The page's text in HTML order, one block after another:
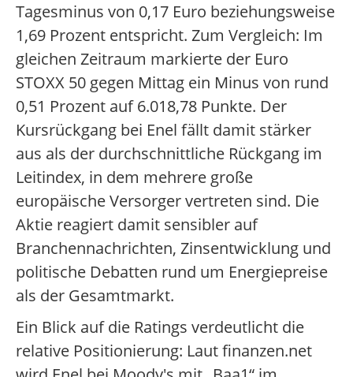
Tagesminus von 0,17 Euro beziehungsweise
1,69 Prozent entspricht. Zum Vergleich: Im
gleichen Zeitraum markierte der Euro
STOXX 50 gegen Mittag ein Minus von rund
0,51 Prozent auf 6.018,78 Punkte. Der
Kursrückgang bei Enel fällt damit stärker
aus als der durchschnittliche Rückgang im
Leitindex, in dem mehrere große
europäische Versorger vertreten sind. Die
Aktie reagiert damit sensibler auf
Branchennachrichten, Zinsentwicklung und
politische Debatten rund um Energiepreise
als der Gesamtmarkt.
Ein Blick auf die Ratings verdeutlicht die
relative Positionierung: Laut finanzen.net